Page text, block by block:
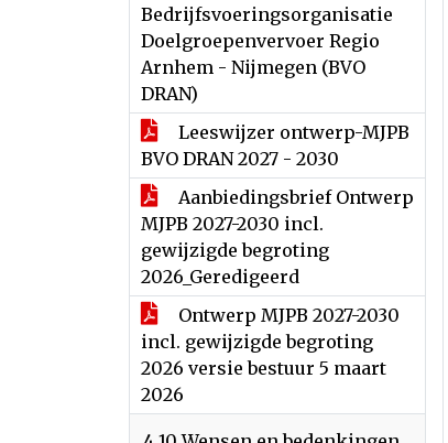
Bedrijfsvoeringsorganisatie
Doelgroepenvervoer Regio
Arnhem - Nijmegen (BVO
DRAN)
Leeswijzer ontwerp-MJPB
BVO DRAN 2027 - 2030
Aanbiedingsbrief Ontwerp
MJPB 2027-2030 incl.
gewijzigde begroting
2026_Geredigeerd
Ontwerp MJPB 2027-2030
incl. gewijzigde begroting
2026 versie bestuur 5 maart
2026